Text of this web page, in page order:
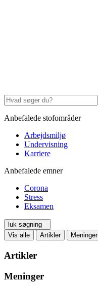
Anbefalede stofområder
Arbejdsmiljø
Undervisning
Karriere
Anbefalede emner
Corona
Stress
Eksamen
luk søgning
Vis alle
Artikler Meninger
Artikler
Meninger